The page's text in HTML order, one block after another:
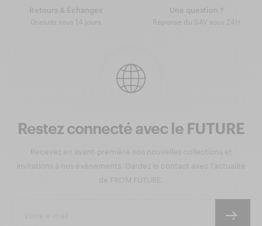
Retours & Échanges
Gratuits sous 14 jours
Une question ?
Réponse du SAV sous 24H
Restez connecté avec le FUTURE
Recevez en avant-première nos nouvelles collections et
invitations à nos évènements. Gardez le contact avec l'actualité
de FROM FUTURE.